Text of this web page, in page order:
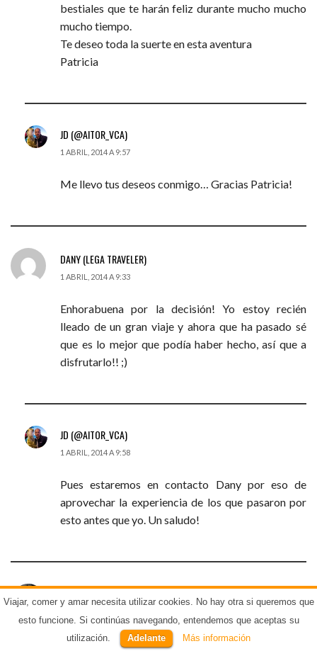
bestiales que te harán feliz durante mucho mucho
mucho tiempo.
Te deseo toda la suerte en esta aventura
Patricia
JD (@AITOR_VCA)
1 ABRIL, 2014 A 9:57
Me llevo tus deseos conmigo… Gracias Patricia!
DANY (LEGA TRAVELER)
1 ABRIL, 2014 A 9:33
Enhorabuena por la decisión! Yo estoy recién
lleado de un gran viaje y ahora que ha pasado sé
que es lo mejor que podía haber hecho, así que a
disfrutarlo!! ;)
JD (@AITOR_VCA)
1 ABRIL, 2014 A 9:58
Pues estaremos en contacto Dany por eso de
aprovechar la experiencia de los que pasaron por
esto antes que yo. Un saludo!
Enhorabuena por lanzarte a perseguir tu sueño. Te
Viajar, comer y amar necesita utilizar cookies. No hay otra si queremos que
esto funcione. Si continúas navegando, entendemos que aceptas su
utilización.
Adelante Más información